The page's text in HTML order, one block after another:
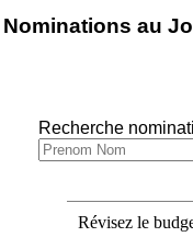
Nominations au
Recherche
Révisez le